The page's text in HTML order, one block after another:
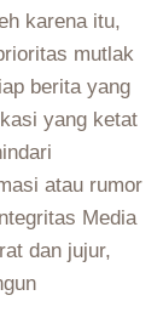
karena itu,
mutlak
berita yang
yang ketat
atau rumor
Media
dan jujur,